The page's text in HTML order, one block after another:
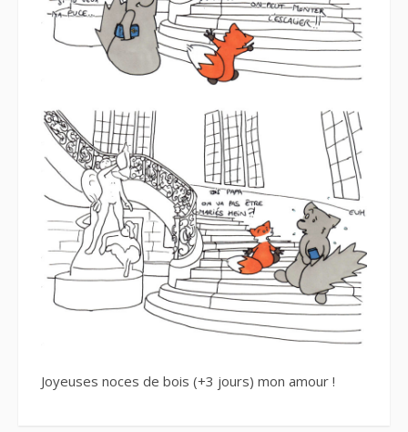
Joyeuses noces de bois (+3 jours) mon amour !